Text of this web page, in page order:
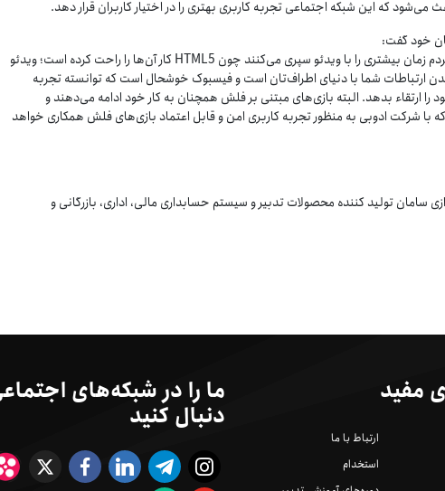
خود گفت:
به نظر می‌رسد که مردم زمان بیشتری را با ویدئو سپری می‌‌کنند چون HTML5 کار آن‌ها را راحت کرده است؛ ویدئو
شدن ارتباطات شما با دنیای اطراف‌تان است و فیسبوک خوشحال است که توانسته تجربه
را ارتقاء بدهد. البته بازی‌های مبتنی بر فلش همچنان به کار خود ادامه می‌‌دهند و
با شرکت ادوبی به منظور تجربه کاربری امن و قابل اعتماد بازی‌های فلش همکاری خواهد
سامان تولید کننده محصولات تدبیر و سیستم حسابداری مالی، اداری، بازرگانی و
مفید
ارتباط با ما
استخدام
ما را در شبکه‌های
دنبال کنید